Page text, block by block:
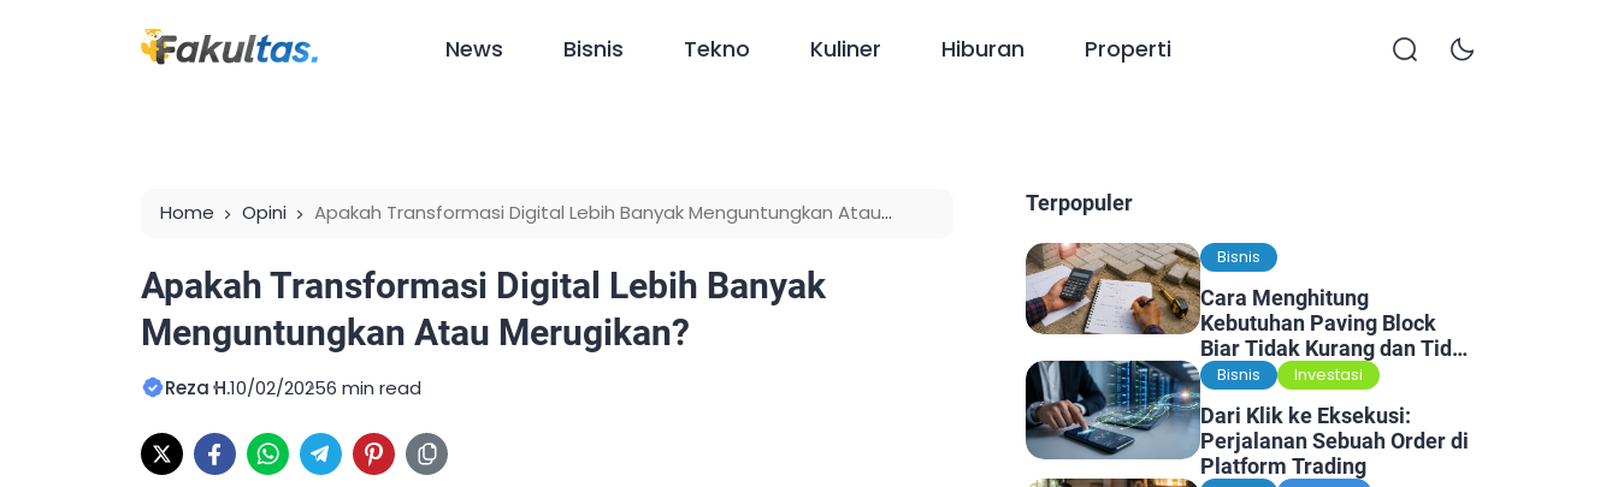
News Bisnis Tekno Kuliner Hiburan Properti
Home Opini
Apakah Transformasi Digital Lebih Banyak Menguntungkan Atau
Apakah Transformasi Digital Lebih Banyak
Menguntungkan Atau Merugikan?
Reza H.10/02/20256 min read
Terpopuler
Bisnis
Cara Menghitung
Kebutuhan Paving Block
Biar Tidak Kurang dan Tidak
Kelebihan
Bisnis Investasi
Dari Klik ke Eksekusi:
Perjalanan Sebuah Order di
Platform Trading